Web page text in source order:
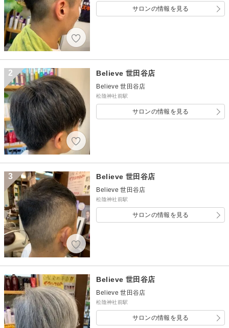
サロンの情報を見る
2 Believe 世田谷店
Believe 世田谷店
松陰神社前駅
サロンの情報を見る
3 Believe 世田谷店
Believe 世田谷店
松陰神社前駅
サロンの情報を見る
Believe 世田谷店
Believe 世田谷店
松陰神社前駅
サロンの情報を見る